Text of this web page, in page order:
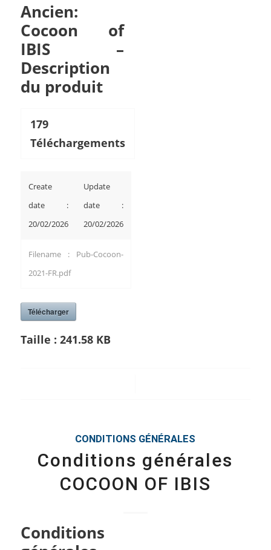
Ancien:
Cocoon of
IBIS –
Description
du produit
179
Téléchargements
Create
date :
20/02/2026
Update
date :
20/02/2026
Filename : Pub-Cocoon-
2021-FR.pdf
Télécharger
Taille : 241.58 KB
CONDITIONS GÉNÉRALES
Conditions générales
COCOON OF IBIS
Conditions